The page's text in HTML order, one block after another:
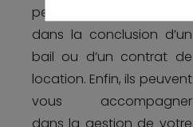
peuvent vous assister
dans la conclusion d’un
bail ou d’un contrat de
location. Enfin, ils peuvent
vous accompagner
dans la gestion de votre